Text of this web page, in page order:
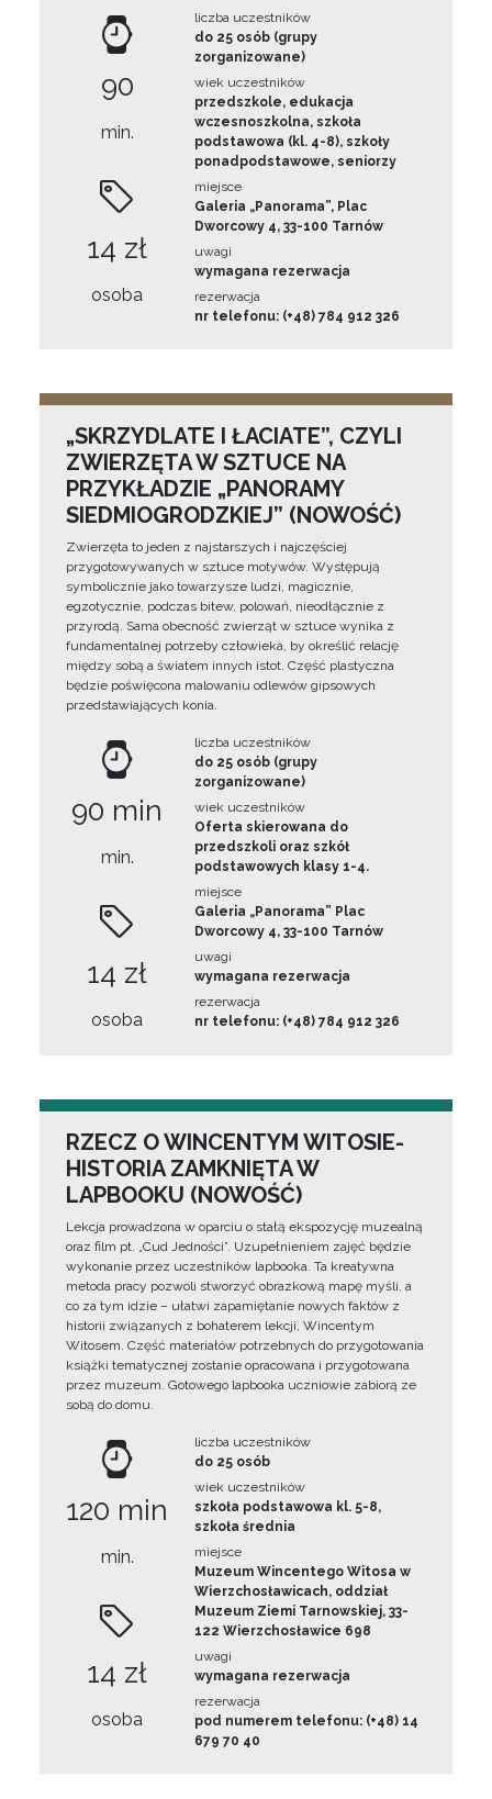
90
min.
14 zł
osoba
liczba uczestników
do 25 osób (grupy
zorganizowane)
wiek uczestników
przedszkole, edukacja
wczesnoszkolna, szkoła
podstawowa (kl. 4-8), szkoły
ponadpodstawowe, seniorzy
miejsce
Galeria „Panorama”, Plac
Dworcowy 4, 33-100 Tarnów
uwagi
wymagana rezerwacja
rezerwacja
nr telefonu: (+48) 784 912 326
„SKRZYDLATE I ŁACIATE”, CZYLI
ZWIERZĘTA W SZTUCE NA
PRZYKŁADZIE „PANORAMY
SIEDMIOGRODZKIEJ” (NOWOŚĆ)
Zwierzęta to jeden z najstarszych i najczęściej
przygotowywanych w sztuce motywów. Występują
symbolicznie jako towarzysze ludzi, magicznie,
egzotycznie, podczas bitew, polowań, nieodłącznie z
przyrodą. Sama obecność zwierząt w sztuce wynika z
fundamentalnej potrzeby człowieka, by określić relację
między sobą a światem innych istot. Część plastyczna
będzie poświęcona malowaniu odlewów gipsowych
przedstawiających konia.
90 min
min.
14 zł
osoba
liczba uczestników
do 25 osób (grupy
zorganizowane)
wiek uczestników
Oferta skierowana do
przedszkoli oraz szkół
podstawowych klasy 1-4.
miejsce
Galeria „Panorama” Plac
Dworcowy 4, 33-100 Tarnów
uwagi
wymagana rezerwacja
rezerwacja
nr telefonu: (+48) 784 912 326
RZECZ O WINCENTYM WITOSIE-
HISTORIA ZAMKNIĘTA W
LAPBOOKU (NOWOŚĆ)
Lekcja prowadzona w oparciu o stałą ekspozycję muzealną
oraz film pt. „Cud Jedności”. Uzupełnieniem zajęć będzie
wykonanie przez uczestników lapbooka. Ta kreatywna
metoda pracy pozwoli stworzyć obrazkową mapę myśli, a
co za tym idzie – ułatwi zapamiętanie nowych faktów z
historii związanych z bohaterem lekcji, Wincentym
Witosem. Część materiałów potrzebnych do przygotowania
książki tematycznej zostanie opracowana i przygotowana
przez muzeum. Gotowego lapbooka uczniowie zabiorą ze
sobą do domu.
120 min
min.
14 zł
osoba
liczba uczestników
do 25 osób
wiek uczestników
szkoła podstawowa kl. 5-8,
szkoła średnia
miejsce
Muzeum Wincentego Witosa w
Wierzchosławicach, oddział
Muzeum Ziemi Tarnowskiej, 33-
122 Wierzchosławice 698
uwagi
wymagana rezerwacja
rezerwacja
pod numerem telefonu: (+48) 14
679 70 40